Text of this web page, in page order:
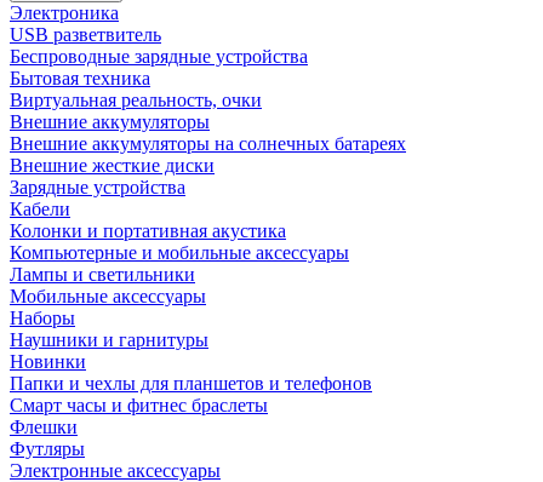
Электроника
USB разветвитель
Беспроводные зарядные устройства
Бытовая техника
Виртуальная реальность, очки
Внешние аккумуляторы
Внешние аккумуляторы на солнечных батареях
Внешние жесткие диски
Зарядные устройства
Кабели
Колонки и портативная акустика
Компьютерные и мобильные аксессуары
Лампы и светильники
Мобильные аксессуары
Наборы
Наушники и гарнитуры
Новинки
Папки и чехлы для планшетов и телефонов
Смарт часы и фитнес браслеты
Флешки
Футляры
Электронные аксессуары